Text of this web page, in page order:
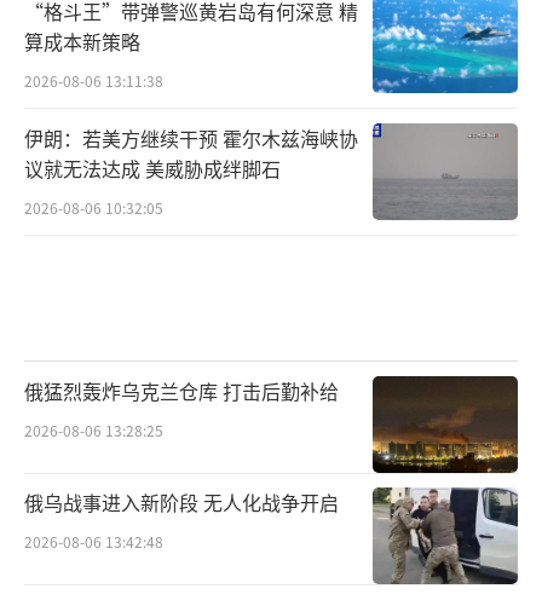
“格斗王”带弹警巡黄岩岛有何深意 精
算成本新策略
2026-08-06 13:11:38
伊朗：若美方继续干预 霍尔木兹海峡协
议就无法达成 美威胁成绊脚石
2026-08-06 10:32:05
俄猛烈轰炸乌克兰仓库 打击后勤补给
2026-08-06 13:28:25
俄乌战事进入新阶段 无人化战争开启
2026-08-06 13:42:48